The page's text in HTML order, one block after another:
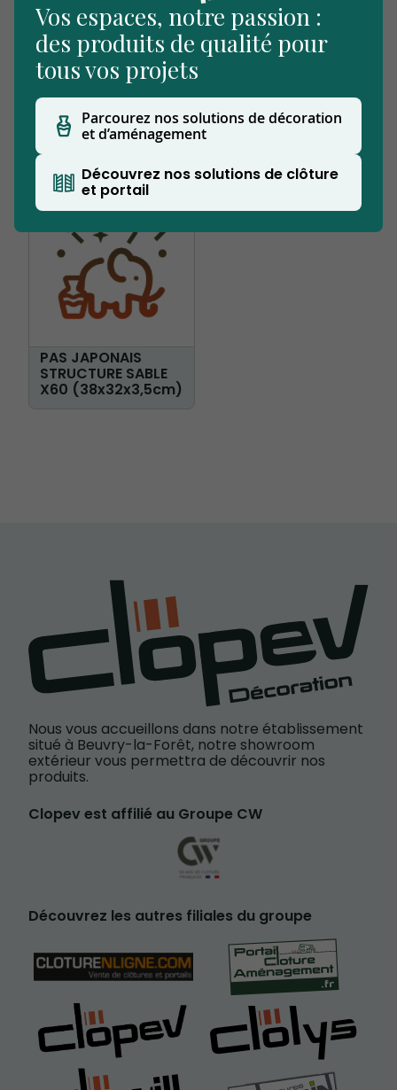
PAS JAPONAIS BP
ANTHRACITE(45x34
x3,5cm)
PAS JAPONAIS LISSE
SABLE X60
PAS JAPONAIS
STRUCTURE SABLE
X60 (38x32x3,5cm)
Nous vous accueillons dans notre établissement
situé à Beuvry-la-Forêt, notre showroom
extérieur vous permettra de découvrir nos
produits.
Clopev est affilié au Groupe CW
Découvrez les autres filiales du groupe
Vos espaces, notre passion :
des produits de qualité pour
tous vos projets
Parcourez nos solutions de décoration
et d’aménagement
Découvrez nos solutions de clôture
et portail